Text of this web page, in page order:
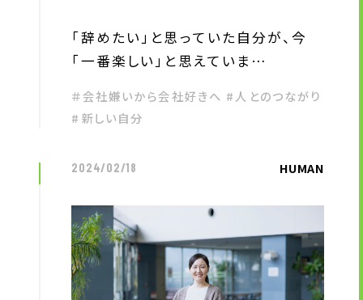
トップメッセージ
UTグループが取り組む重点課題
ステークホルダー・エンゲージメント
株主・投資家の皆様へ
株主・投資家の皆様へ
経営方針
「辞めたい」と思っていた自分が、今
「一番楽しい」と思えていま…
＃会社嫌いから会社好きへ #人とのつながり
#新しい自分
HUMAN
2024/02/18